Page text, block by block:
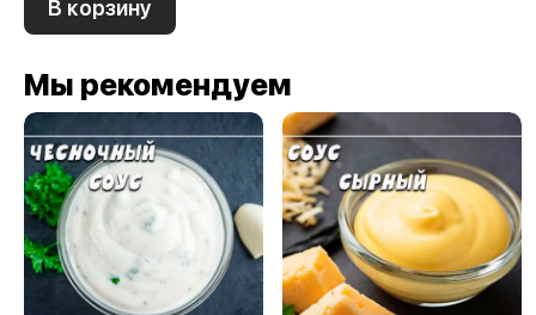
В корзину
Мы рекомендуем